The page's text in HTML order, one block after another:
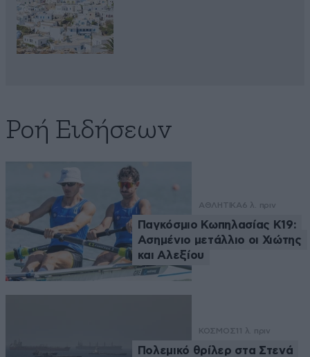
Ροή Ειδήσεων
ΑΘΛΗΤΙΚΑ6 λ. πριν
Παγκόσμιο Κωπηλασίας Κ19:
Ασημένιο μετάλλιο οι Χιώτης
και Αλεξίου
ΚΟΣΜΟΣ 11 λ. πριν
Πολεμικό θρίλερ στα Στενά